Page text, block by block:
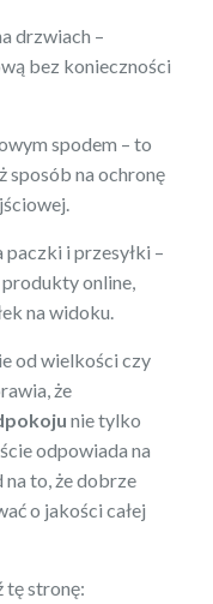
drzwiach –
bez konieczności
spodem – to
sposób na ochronę
i przesyłki –
online,
na widoku.
od wielkości czy
że
nie tylko
odpowiada na
to, że dobrze
o jakości całej
tę stronę: